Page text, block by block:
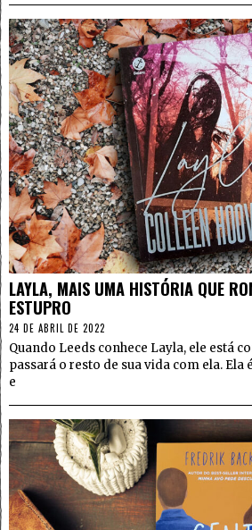
LAYLA, MAIS UMA HISTÓRIA QUE
ESTUPRO
24 DE ABRIL DE 2022
Quando Leeds conhece Layla, ele está
passará o resto de sua vida com ela.
e